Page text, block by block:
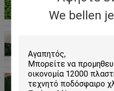
We bellen
χορτοτάπητας
UV ανθεκτική
που δαπεδώνει